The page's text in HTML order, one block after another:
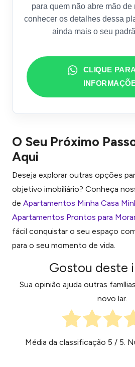
para quem não abre mão de
conhecer os detalhes dessa
ainda mais o seu
CLIQUE
O Seu Próximo
Aqui
Deseja explorar outras opções
objetivo imobiliário? Conheça
de Apartamentos Minha Casa
Apartamentos Prontos para
fácil conquistar o seu espaço
para o seu momento de vida.
Gostou deste
Sua opinião ajuda outras
novo lar.
Média da classificação 5 / 5.